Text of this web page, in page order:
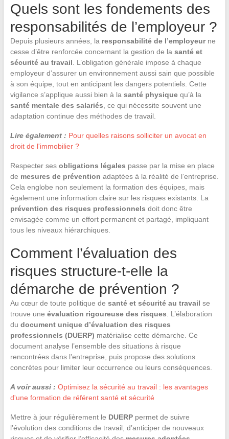
Quels sont les fondements des
responsabilités de l’employeur ?
Depuis plusieurs années, la responsabilité de l’employeurne
cesse d’être renforcée concernant la gestion de la santé et
sécurité au travail . L’obligation générale impose à chaque
employeur d’assurer un environnement aussi sain que possible
à son équipe, tout en anticipant les dangers potentiels. Cette
vigilance s’applique aussi bien à la santé physiquequ’à la
santé mentale des salariés , ce qui nécessite souvent une
adaptation continue des méthodes de travail.
Lire également : Pour quelles raisons solliciter un avocat en
droit de l'immobilier ?
Respecter ses obligations légales passe par la mise en place
de mesures de prévention adaptées à la réalité de l’entreprise.
Cela englobe non seulement la formation des équipes, mais
également une information claire sur les risques existants. La
prévention des risques professionnels doit donc être
envisagée comme un effort permanent et partagé, impliquant
tous les niveaux hiérarchiques.
Comment l’évaluation des
risques structure-t-elle la
démarche de prévention ?
Au cœur de toute politique de santé et sécurité au travail se
trouve une évaluation rigoureuse des risques . L’élaboration
du document unique d’évaluation des risques
professionnels (DUERP) matérialise cette démarche. Ce
document analyse l’ensemble des situations à risque
rencontrées dans l’entreprise, puis propose des solutions
concrètes pour limiter leur occurrence ou leurs conséquences.
A voir aussi : Optimisez la sécurité au travail : les avantages
d'une formation de référent santé et sécurité
Mettre à jour régulièrement le DUERPpermet de suivre
l’évolution des conditions de travail, d’anticiper de nouveaux